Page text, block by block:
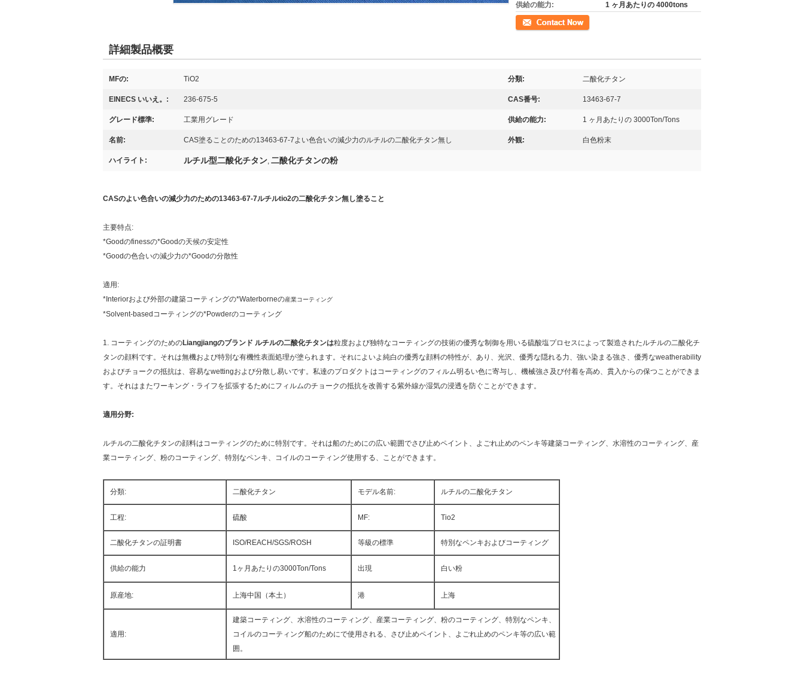
供給の能力:
1 ヶ月あたりの 4000tons
連絡先
詳細製品概要
MFの: TiO2 分類: 二酸化チタン
ElNECS いいえ。: 236-675-5 CAS番号: 13463-67-7
グレード標準: 工業用グレード 供給の能力: 1 ヶ月あたりの 3000Ton/Tons
名前: CAS塗ることのための13463-67-7よい色合いの減少力のルチルの二酸化チタン無し 外観: 白色粉末
ハイライト: ルチル型二酸化チタン, 二酸化チタンの粉
CASのよい色合いの減少力のための13463-67-7ルチルtio2の二酸化チタン無し塗ること
主要特点:
*Goodのfinessの*Goodの天候の安定性
*Goodの色合いの減少力の*Goodの分散性
適用:
*Interiorおよび外部の建築コーティングの*Waterborneの産業コーティング
*Solvent-basedコーティングの*Powderのコーティング
1. コーティングのためのLiangjiangのブランド ルチルの二酸化チタンは粒度および独特なコーティングの技術の優秀な制御を用いる硫酸塩プロセスによって製造されたルチルの二酸化チ
タンの顔料です。それは無機および特別な有機性表面処理が塗られます。それによいよ純白の優秀な顔料の特性が、あり、光沢、優秀な隠れる力、強い染まる強さ、優秀なweatherability
およびチョークの抵抗は、容易なwettingおよび分散し易いです。私達のプロダクトはコーティングのフィルム明るい色に寄与し、機械強さ及び付着を高め、貫入からの保つことができま
す。それはまたワーキング・ライフを拡張するためにフィルムのチョークの抵抗を改善する紫外線か湿気の浸透を防ぐことができます。
適用分野:
ルチルの二酸化チタンの顔料はコーティングのために特別です。それは船のためにの広い範囲でさび止めペイント、よごれ止めのペンキ等建築コーティング、水溶性のコーティング、産
業コーティング、粉のコーティング、特別なペンキ、コイルのコーティング使用する、ことができます。
分類: 二酸化チタン モデル名前: ルチルの二酸化チタン
工程: 硫酸 MF: Tio2
二酸化チタンの証明書 ISO/REACH/SGS/ROSH 等級の標準 特別なペンキおよびコーティング
供給の能力 1ヶ月あたりの3000Ton/Tons 出現 白い粉
原産地: 上海中国（本土） 港 上海
適用:
建築コーティング、水溶性のコーティング、産業コーティング、粉のコーティング、特別なペンキ、
コイルのコーティング船のためにで使用される、さび止めペイント、よごれ止めのペンキ等の広い範
囲。